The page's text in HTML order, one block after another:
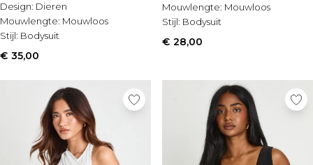
Design: Dieren
Mouwlengte: Mouwloos
Stijl: Bodysuit
€ 35,00
Mouwlengte: Mouwloos
Stijl: Bodysuit
€ 28,00